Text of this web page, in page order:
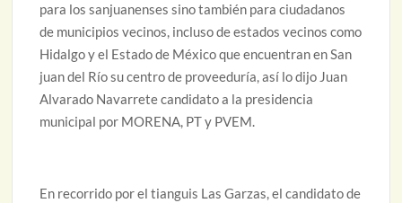
para los sanjuanenses sino también para ciudadanos
de municipios vecinos, incluso de estados vecinos como
Hidalgo y el Estado de México que encuentran en San
juan del Río su centro de proveeduría, así lo dijo Juan
Alvarado Navarrete candidato a la presidencia
municipal por MORENA, PT y PVEM.
En recorrido por el tianguis Las Garzas, el candidato de